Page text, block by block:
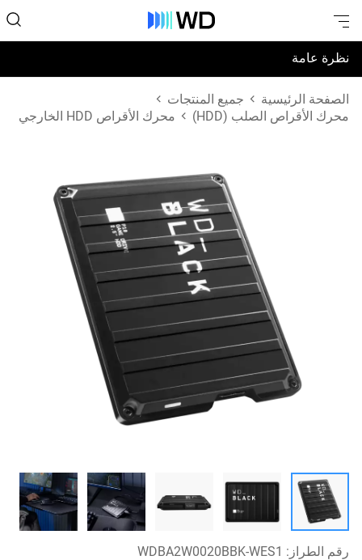
نظرة عامة
المواصفات
الصفحة الرئيسية
جميع المنتجات
محرك الأقراص الصلب (HDD)
محرك الأقراص HDD الخارجي
رقم الطراز: WDBA2W0020BBK-WES1